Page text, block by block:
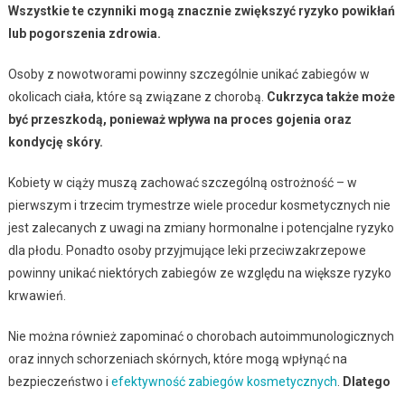
Wszystkie te czynniki mogą znacznie zwiększyć ryzyko powikłań
lub pogorszenia zdrowia.
Osoby z nowotworami powinny szczególnie unikać zabiegów w
okolicach ciała, które są związane z chorobą. Cukrzyca także może
być przeszkodą, ponieważ wpływa na proces gojenia oraz
kondycję skóry.
Kobiety w ciąży muszą zachować szczególną ostrożność – w
pierwszym i trzecim trymestrze wiele procedur kosmetycznych nie
jest zalecanych z uwagi na zmiany hormonalne i potencjalne ryzyko
dla płodu. Ponadto osoby przyjmujące leki przeciwzakrzepowe
powinny unikać niektórych zabiegów ze względu na większe ryzyko
krwawień.
Nie można również zapominać o chorobach autoimmunologicznych
oraz innych schorzeniach skórnych, które mogą wpłynąć na
bezpieczeństwo i efektywność zabiegów kosmetycznych
Dlatego